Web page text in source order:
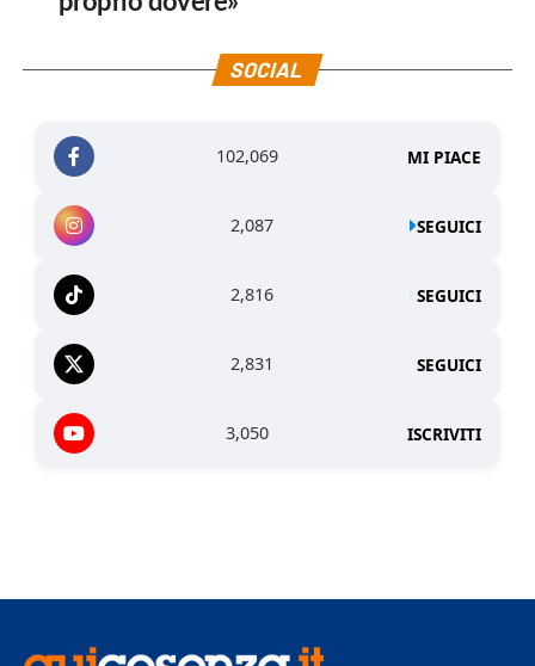
SOCIAL
102,069 MI PIACE
2,087 SEGUICI
2,816 SEGUICI
2,831 SEGUICI
3,050 ISCRIVITI